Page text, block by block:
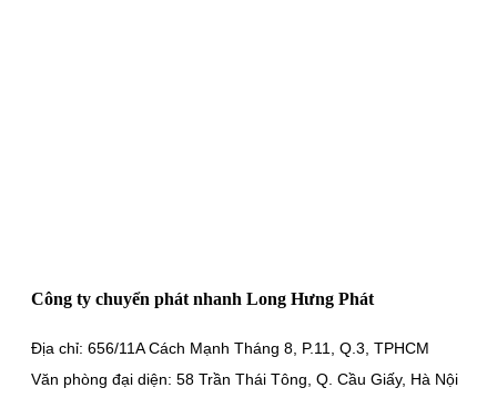
Công ty chuyển phát nhanh Long Hưng Phát
Địa chỉ: 656/11A Cách Mạnh Tháng 8, P.11, Q.3, TPHCM
Văn phòng đại diện: 58 Trần Thái Tông, Q. Cầu Giấy, Hà Nội